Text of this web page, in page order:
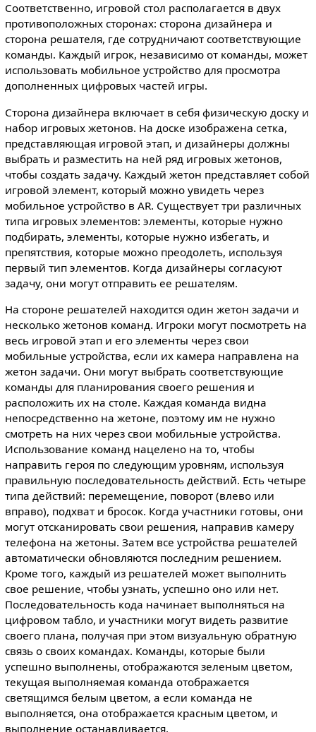
Соответственно, игровой стол располагается в двух
противоположных сторонах: сторона дизайнера и
сторона решателя, где сотрудничают соответствующие
команды. Каждый игрок, независимо от команды, может
использовать мобильное устройство для просмотра
дополненных цифровых частей игры.
Сторона дизайнера включает в себя физическую доску и
набор игровых жетонов. На доске изображена сетка,
представляющая игровой этап, и дизайнеры должны
выбрать и разместить на ней ряд игровых жетонов,
чтобы создать задачу. Каждый жетон представляет собой
игровой элемент, который можно увидеть через
мобильное устройство в AR. Существует три различных
типа игровых элементов: элементы, которые нужно
подбирать, элементы, которые нужно избегать, и
препятствия, которые можно преодолеть, используя
первый тип элементов. Когда дизайнеры согласуют
задачу, они могут отправить ее решателям.
На стороне решателей находится один жетон задачи и
несколько жетонов команд. Игроки могут посмотреть на
весь игровой этап и его элементы через свои
мобильные устройства, если их камера направлена на
жетон задачи. Они могут выбрать соответствующие
команды для планирования своего решения и
расположить их на столе. Каждая команда видна
непосредственно на жетоне, поэтому им не нужно
смотреть на них через свои мобильные устройства.
Использование команд нацелено на то, чтобы
направить героя по следующим уровням, используя
правильную последовательность действий. Есть четыре
типа действий: перемещение, поворот (влево или
вправо), подхват и бросок. Когда участники готовы, они
могут отсканировать свои решения, направив камеру
телефона на жетоны. Затем все устройства решателей
автоматически обновляются последним решением.
Кроме того, каждый из решателей может выполнить
свое решение, чтобы узнать, успешно оно или нет.
Последовательность кода начинает выполняться на
цифровом табло, и участники могут видеть развитие
своего плана, получая при этом визуальную обратную
связь о своих командах. Команды, которые были
успешно выполнены, отображаются зеленым цветом,
текущая выполняемая команда отображается
светящимся белым цветом, а если команда не
выполняется, она отображается красным цветом, и
выполнение останавливается.